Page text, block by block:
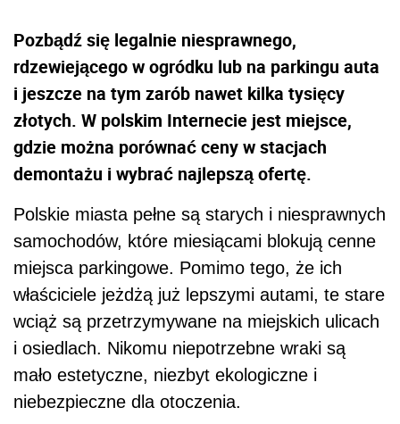
Pozbądź się legalnie niesprawnego,
rdzewiejącego w ogródku lub na parkingu auta
i jeszcze na tym zarób nawet kilka tysięcy
złotych. W polskim Internecie jest miejsce,
gdzie można porównać ceny w stacjach
demontażu i wybrać najlepszą ofertę.
Polskie miasta pełne są starych i niesprawnych
samochodów, które miesiącami blokują cenne
miejsca parkingowe. Pomimo tego, że ich
właściciele jeżdżą już lepszymi autami, te stare
wciąż są przetrzymywane na miejskich ulicach
i osiedlach. Nikomu niepotrzebne wraki są
mało estetyczne, niezbyt ekologiczne i
niebezpieczne dla otoczenia.